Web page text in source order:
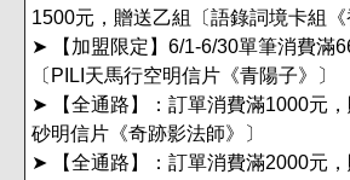
1500元，贈送乙組〔語錄詞境卡組《
➤ 【加盟限定】6/1-6/30單筆消費滿
〔PILI天馬行空明信片《青陽子》〕
➤ 【全通路】：訂單消費滿1000元
砂明信片《奇跡影法師》〕
➤ 【全通路】：訂單消費滿2000元